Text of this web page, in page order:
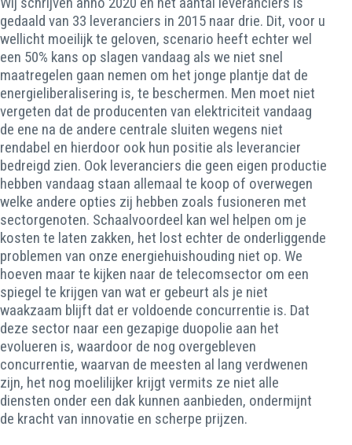
gedaald van 33 leveranciers in 2015 naar drie. Dit, voor u
wellicht moeilijk te geloven, scenario heeft echter wel
een 50% kans op slagen vandaag als we niet snel
maatregelen gaan nemen om het jonge plantje dat de
energieliberalisering is, te beschermen. Men moet niet
vergeten dat de producenten van elektriciteit vandaag
de ene na de andere centrale sluiten wegens niet
rendabel en hierdoor ook hun positie als leverancier
bedreigd zien. Ook leveranciers die geen eigen productie
hebben vandaag staan allemaal te koop of overwegen
welke andere opties zij hebben zoals fusioneren met
sectorgenoten. Schaalvoordeel kan wel helpen om je
kosten te laten zakken, het lost echter de onderliggende
problemen van onze energiehuishouding niet op. We
hoeven maar te kijken naar de telecomsector om een
spiegel te krijgen van wat er gebeurt als je niet
waakzaam blijft dat er voldoende concurrentie is. Dat
deze sector naar een gezapige duopolie aan het
evolueren is, waardoor de nog overgebleven
concurrentie, waarvan de meesten al lang verdwenen
zijn, het nog moelilijker krijgt vermits ze niet alle
diensten onder een dak kunnen aanbieden, ondermijnt
de kracht van innovatie en scherpe prijzen.